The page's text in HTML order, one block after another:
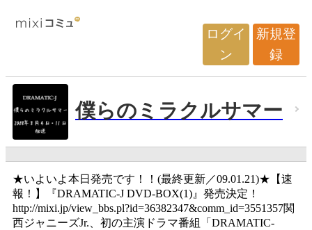
ログイ
ン
新規登
録
僕らのミラクルサマー
★いよいよ本日発売です！！(最終更新／09.01.21)★【速
報！】『DRAMATIC-J DVD-BOX(1)』発売決定！
http://mixi.jp/view_bbs.pl?id=36382347&comm_id=3551357関
西ジャニーズJr.、初の主演ドラマ番組「DRAMATIC-